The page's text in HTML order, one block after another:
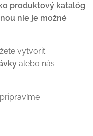
produktový katalóg.
nie je možné
vytvoriť
alebo nás